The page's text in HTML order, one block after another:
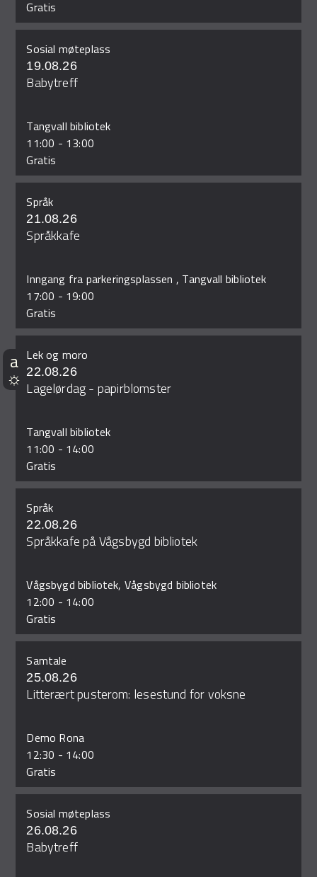
Gratis
Sosial møteplass
19.08.26
Babytreff
Tangvall bibliotek
11:00 - 13:00
Gratis
Språk
21.08.26
Språkkafe
Inngang fra parkeringsplassen , Tangvall bibliotek
17:00 - 19:00
Gratis
Lek og moro
22.08.26
Lagelørdag - papirblomster
Tangvall bibliotek
11:00 - 14:00
Gratis
Språk
22.08.26
Språkkafe på Vågsbygd bibliotek
Vågsbygd bibliotek, Vågsbygd bibliotek
12:00 - 14:00
Gratis
Samtale
25.08.26
Litterært pusterom: lesestund for voksne
Demo Rona
12:30 - 14:00
Gratis
Sosial møteplass
26.08.26
Babytreff